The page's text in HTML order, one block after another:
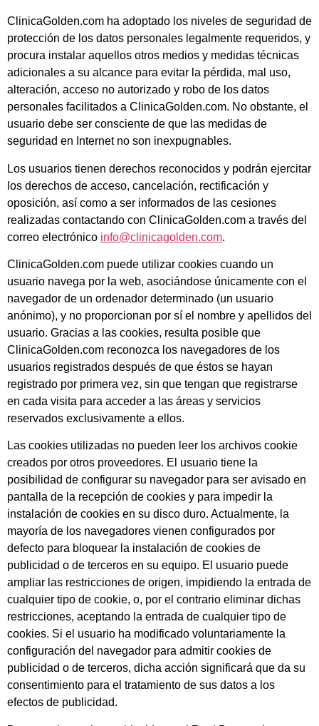
ClinicaGolden.com ha adoptado los niveles de seguridad de
protección de los datos personales legalmente requeridos, y
procura instalar aquellos otros medios y medidas técnicas
adicionales a su alcance para evitar la pérdida, mal uso,
alteración, acceso no autorizado y robo de los datos
personales facilitados a ClinicaGolden.com. No obstante, el
usuario debe ser consciente de que las medidas de
seguridad en Internet no son inexpugnables.
Los usuarios tienen derechos reconocidos y podrán ejercitar
los derechos de acceso, cancelación, rectificación y
oposición, así como a ser informados de las cesiones
realizadas contactando con ClinicaGolden.com a través del
correo electrónico info@clinicagolden.com.
ClinicaGolden.com puede utilizar cookies cuando un
usuario navega por la web, asociándose únicamente con el
navegador de un ordenador determinado (un usuario
anónimo), y no proporcionan por sí el nombre y apellidos del
usuario. Gracias a las cookies, resulta posible que
ClinicaGolden.com reconozca los navegadores de los
usuarios registrados después de que éstos se hayan
registrado por primera vez, sin que tengan que registrarse
en cada visita para acceder a las áreas y servicios
reservados exclusivamente a ellos.
Las cookies utilizadas no pueden leer los archivos cookie
creados por otros proveedores. El usuario tiene la
posibilidad de configurar su navegador para ser avisado en
pantalla de la recepción de cookies y para impedir la
instalación de cookies en su disco duro. Actualmente, la
mayoría de los navegadores vienen configurados por
defecto para bloquear la instalación de cookies de
publicidad o de terceros en su equipo. El usuario puede
ampliar las restricciones de origen, impidiendo la entrada de
cualquier tipo de cookie, o, por el contrario eliminar dichas
restricciones, aceptando la entrada de cualquier tipo de
cookies. Si el usuario ha modificado voluntariamente la
configuración del navegador para admitir cookies de
publicidad o de terceros, dicha acción significará que da su
consentimiento para el tratamiento de sus datos a los
efectos de publicidad.